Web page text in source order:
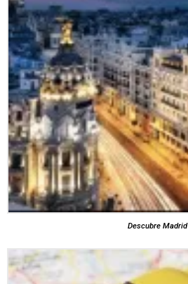
Descubre Madrid